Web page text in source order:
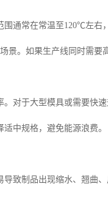
通常在常温至120℃左右
景。如果生产线同时需要
对于大型模具或需要快
中规格，避免能源浪费。
致制品出现缩水、翘曲